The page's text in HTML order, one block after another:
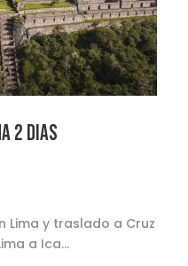
2 DIAS
Lima y traslado a Cruz
a Ica...